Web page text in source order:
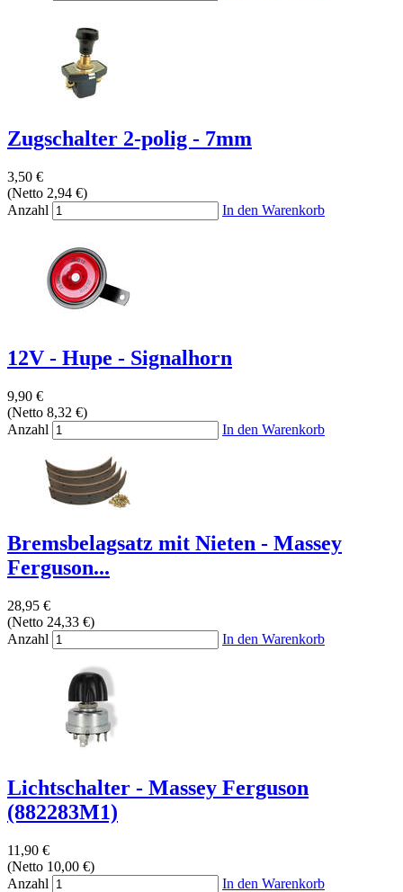
Zugschalter 2-polig - 7mm
3,50 €
(Netto 2,94 €)
Anzahl
In den Warenkorb
12V - Hupe - Signalhorn
9,90 €
(Netto 8,32 €)
Anzahl
In den Warenkorb
Bremsbelagsatz mit Nieten - Massey
Ferguson...
28,95 €
(Netto 24,33 €)
Anzahl
In den Warenkorb
Lichtschalter - Massey Ferguson
(882283M1)
11,90 €
(Netto 10,00 €)
Anzahl
In den Warenkorb